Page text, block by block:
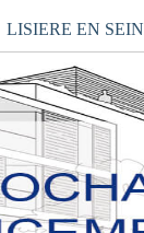
LISIERE EN